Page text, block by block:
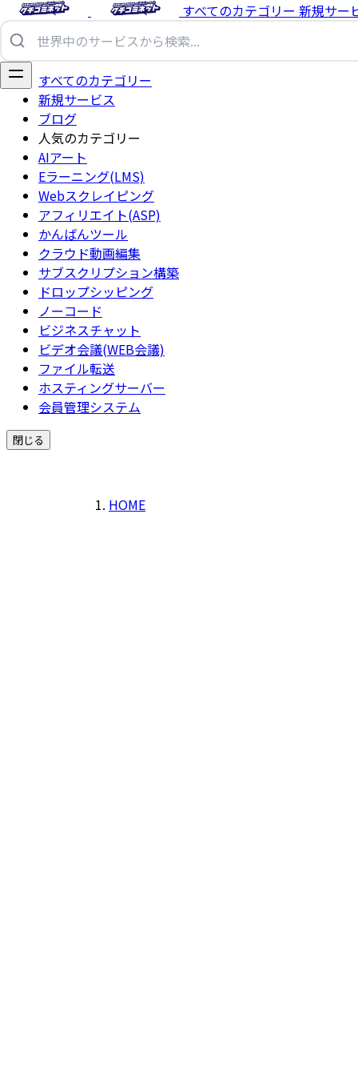
すべてのカテゴリー 新規サー
すべてのカテゴリー
新規サービス
ブログ
人気のカテゴリー
AIアート
Eラーニング(LMS)
Webスクレイピング
アフィリエイト(ASP)
かんばんツール
クラウド動画編集
サブスクリプション構築
ドロップシッピング
ノーコード
ビジネスチャット
ビデオ会議(WEB会議)
ファイル転送
ホスティングサーバー
会員管理システム
閉じる
HOME